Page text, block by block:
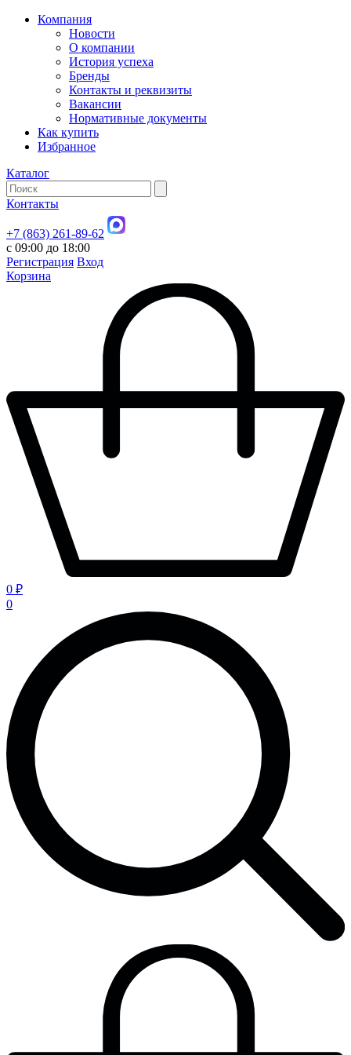
Компания
Новости
О компании
История успеха
Бренды
Контакты и реквизиты
Вакансии
Нормативные документы
Как купить
Избранное
Каталог
Контакты
+7 (863) 261-89-62
с 09:00 до 18:00
Регистрация Вход
Корзина
0 ₽
0